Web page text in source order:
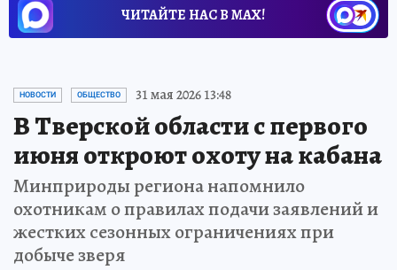
ЧИТАЙТЕ НАС В МАХ!
НОВОСТИ ОБЩЕСТВО 31 мая 2026 13:48
В Тверской области с первого
июня откроют охоту на кабана
Минприроды региона напомнило
охотникам о правилах подачи заявлений и
жестких сезонных ограничениях при
добыче зверя